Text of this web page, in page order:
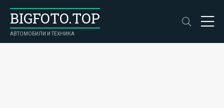
BIGFOTO.TOP
АВТОМОБИЛИ И ТЕХНИКА